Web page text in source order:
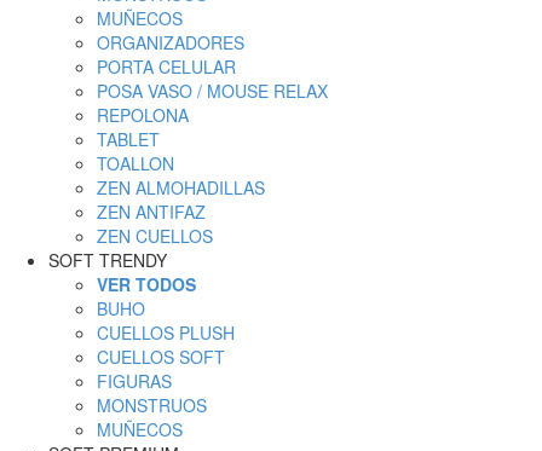
MUÑECOS
ORGANIZADORES
PORTA CELULAR
POSA VASO / MOUSE RELAX
REPOLONA
TABLET
TOALLON
ZEN ALMOHADILLAS
ZEN ANTIFAZ
ZEN CUELLOS
SOFT TRENDY
VER TODOS
BUHO
CUELLOS PLUSH
CUELLOS SOFT
FIGURAS
MONSTRUOS
MUÑECOS